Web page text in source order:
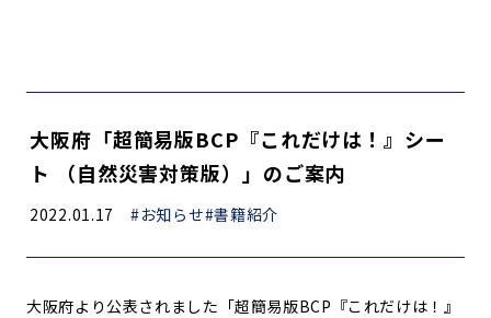
大阪府「超簡易版BCP『これだけは！』シー
ト （自然災害対策版）」のご案内
2022.01.17 #お知らせ#書籍紹介
大阪府より公表されました「超簡易版BCP『これだけは！』